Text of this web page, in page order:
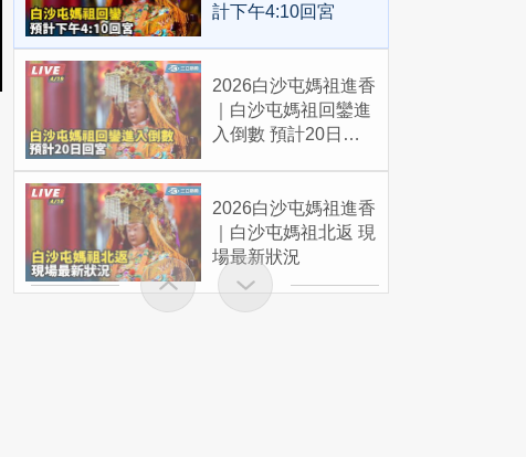
計下午4:10回宮
2026白沙屯媽祖進香
｜白沙屯媽祖回鑾進
入倒數 預計20日回
2026白沙屯媽祖進香
｜白沙屯媽祖北返 現
場最新狀況